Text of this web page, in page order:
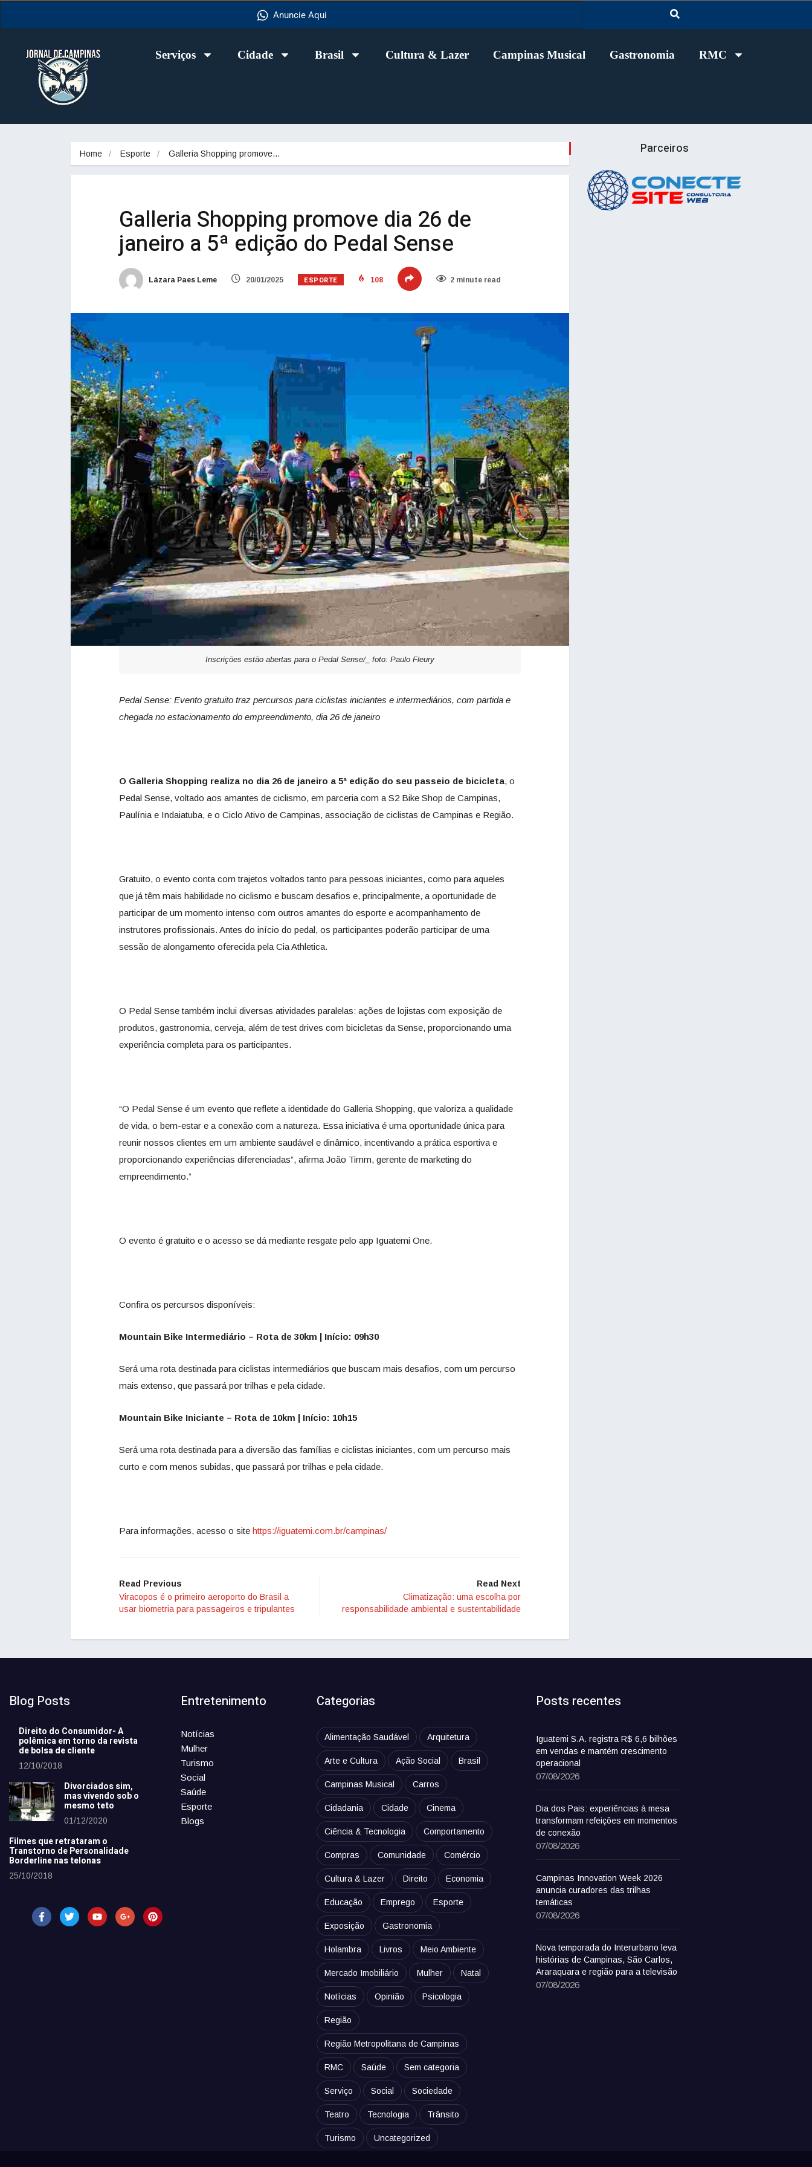
Anuncie Aqui
Serviços Cidade Brasil Cultura & Lazer Campinas Musical Gastronomia RMC
Home Esporte Galleria Shopping promove…
Galleria Shopping promove dia 26 de
janeiro a 5ª edição do Pedal Sense
Lázara Paes Leme 20/01/2025 ESPORTE 108 2 minute read
Inscrições estão abertas para o Pedal Sense/_ foto: Paulo Fleury
Pedal Sense: Evento gratuito traz percursos para ciclistas iniciantes e intermediários, com partida e
chegada no estacionamento do empreendimento, dia 26 de janeiro
O Galleria Shopping realiza no dia 26 de janeiro a 5ª edição do seu passeio de bicicleta, o
Pedal Sense, voltado aos amantes de ciclismo, em parceria com a S2 Bike Shop de Campinas,
Paulínia e Indaiatuba, e o Ciclo Ativo de Campinas, associação de ciclistas de Campinas e Região.
Gratuito, o evento conta com trajetos voltados tanto para pessoas iniciantes, como para aqueles
que já têm mais habilidade no ciclismo e buscam desafios e, principalmente, a oportunidade de
participar de um momento intenso com outros amantes do esporte e acompanhamento de
instrutores profissionais. Antes do início do pedal, os participantes poderão participar de uma
sessão de alongamento oferecida pela Cia Athletica.
O Pedal Sense também inclui diversas atividades paralelas: ações de lojistas com exposição de
produtos, gastronomia, cerveja, além de test drives com bicicletas da Sense, proporcionando uma
experiência completa para os participantes.
“O Pedal Sense é um evento que reflete a identidade do Galleria Shopping, que valoriza a qualidade
de vida, o bem-estar e a conexão com a natureza. Essa iniciativa é uma oportunidade única para
reunir nossos clientes em um ambiente saudável e dinâmico, incentivando a prática esportiva e
proporcionando experiências diferenciadas”, afirma João Timm, gerente de marketing do
empreendimento.”
O evento é gratuito e o acesso se dá mediante resgate pelo app Iguatemi One.
Confira os percursos disponíveis:
Mountain Bike Intermediário – Rota de 30km | Início: 09h30
Será uma rota destinada para ciclistas intermediários que buscam mais desafios, com um percurso
mais extenso, que passará por trilhas e pela cidade.
Mountain Bike Iniciante – Rota de 10km | Início: 10h15
Será uma rota destinada para a diversão das famílias e ciclistas iniciantes, com um percurso mais
curto e com menos subidas, que passará por trilhas e pela cidade.
Para informações, acesso o site https://iguatemi.com.br/campinas/
Read Previous
Viracopos é o primeiro aeroporto do Brasil a
usar biometria para passageiros e tripulantes
Read Next
Climatização: uma escolha por
responsabilidade ambiental e sustentabilidade
Parceiros
Blog Posts
Direito do Consumidor- A
polêmica em torno da revista
de bolsa de cliente
12/10/2018
Divorciados sim,
mas vivendo sob o
mesmo teto
01/12/2020
Filmes que retrataram o
Transtorno de Personalidade
Borderline nas telonas
25/10/2018
Entretenimento
Notícias
Mulher
Turismo
Social
Saúde
Esporte
Blogs
Categorias
Alimentação Saudável Arquitetura
Arte e Cultura Ação Social Brasil
Campinas Musical Carros
Cidadania Cidade Cinema
Ciência & Tecnologia Comportamento
Compras Comunidade Comércio
Cultura & Lazer Direito Economia
Educação Emprego Esporte
Exposição Gastronomia
Holambra Livros Meio Ambiente
Mercado Imobiliário Mulher Natal
Notícias Opinião Psicologia
Região
Região Metropolitana de Campinas
RMC Saúde Sem categoria
Serviço Social Sociedade
Teatro Tecnologia Trânsito
Turismo Uncategorized
Posts recentes
Iguatemi S.A. registra R$ 6,6 bilhões
em vendas e mantém crescimento
operacional
07/08/2026
Dia dos Pais: experiências à mesa
transformam refeições em momentos
de conexão
07/08/2026
Campinas Innovation Week 2026
anuncia curadores das trilhas
temáticas
07/08/2026
Nova temporada do Interurbano leva
histórias de Campinas, São Carlos,
Araraquara e região para a televisão
07/08/2026